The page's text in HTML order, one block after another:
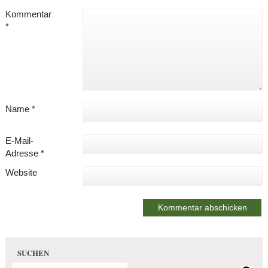
Kommentar
*
Name *
E-Mail-
Adresse *
Website
SUCHEN